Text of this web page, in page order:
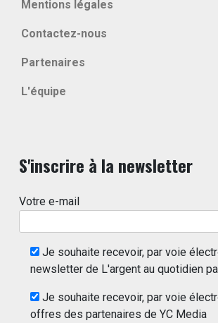
Mentions légales
Contactez-nous
Partenaires
L'équipe
S'inscrire à la newsletter
Votre e-mail
Je souhaite recevoir, par voie
newsletter de L'argent au quotidien
Je souhaite recevoir, par voie
offres des partenaires de YC Media